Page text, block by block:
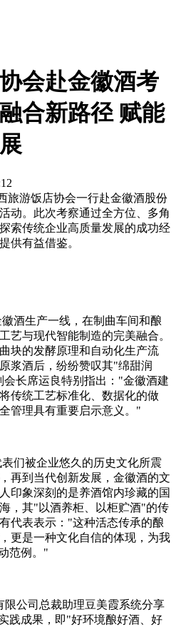
会赴金徽酒考
合新路径 赋能
旅游饭店协会一行赴金徽酒股份
动。此次考察通过全方位、多角
索传统企业高质量发展的成功经
供有益借鉴。
酒生产一线，在制曲车间和酿
艺与现代智能制造的完美融合。
块的发酵原理和自动化生产流
浆酒后，纷纷赞叹其"绵甜润
长席运良特别指出："金徽酒建
传统工艺标准化、数据化的做
管理具有重要启示意义。"
们被企业悠久的历史文化所震
再到当代创新发展，金徽酒的文
印象深刻的是养酒馆内珍藏的国
，其"以酒养柜、以柜贮酒"的传
代表表示："这种活态传承的酿
更是一种文化自信的体现，为我
范例。"
公司总裁助理豆美霞系统分享
践成果，即"好环境酿好酒、好